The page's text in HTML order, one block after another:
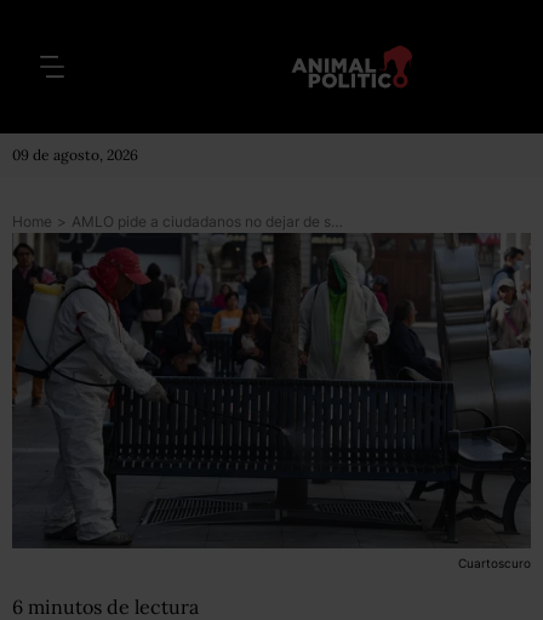
09 de agosto, 2026
Home > AMLO pide a ciudadanos no dejar de salir; gobernadores hacen llamado a quedarse en casa por la COVID-19
Cuartoscuro
6 minutos de lectura